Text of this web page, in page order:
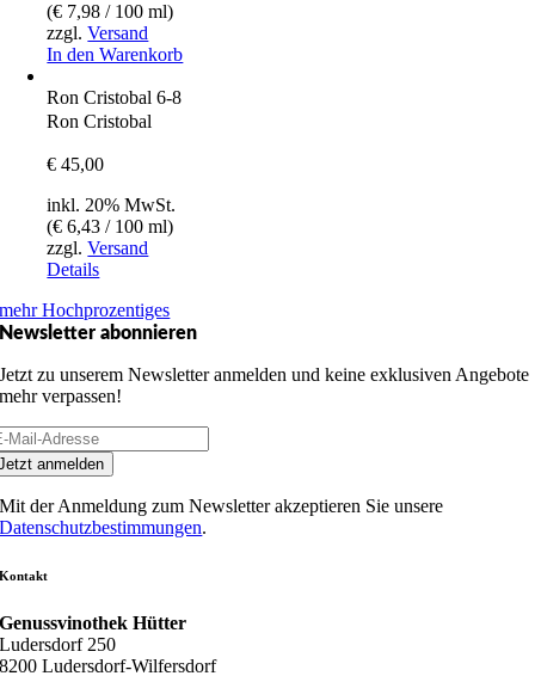
(€ 7,98 / 100 ml)
zzgl.Versand
In den Warenkorb
Ron Cristobal 6-8
Ron Cristobal
€ 45,00
inkl. 20% MwSt.
(€ 6,43 / 100 ml)
zzgl.Versand
Details
mehr Hochprozentiges
Newsletter abonnieren
Jetzt zu unserem Newsletter anmelden und keine exklusiven Angebote
mehr verpassen!
anmelden
Mit der Anmeldung zum Newsletter akzeptieren Sie unsere
Datenschutzbestimmungen.
Kontakt
Genussvinothek Hütter
Ludersdorf 250
8200 Ludersdorf-Wilfersdorf